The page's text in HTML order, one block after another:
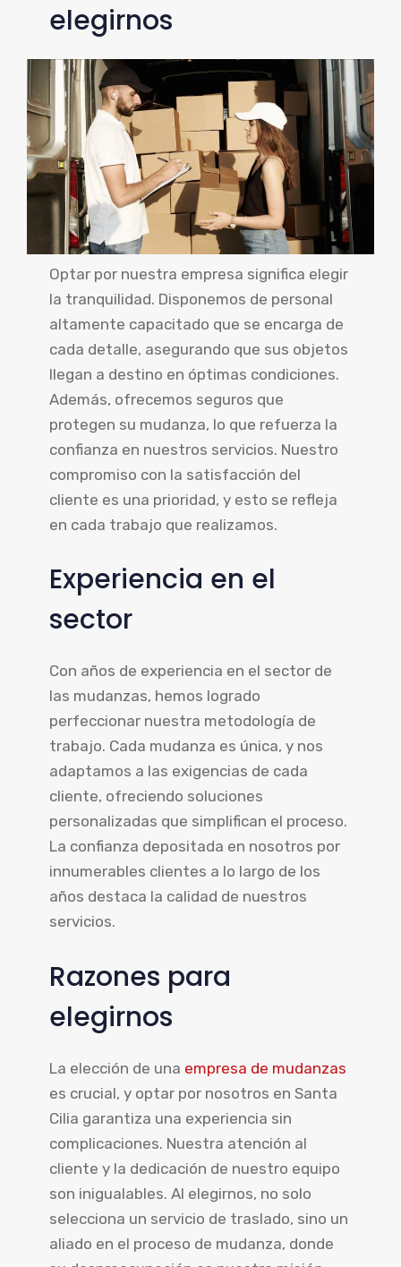
elegirnos
Optar por nuestra empresa significa elegir
la tranquilidad. Disponemos de personal
altamente capacitado que se encarga de
cada detalle, asegurando que sus objetos
llegan a destino en óptimas condiciones.
Además, ofrecemos seguros que
protegen su mudanza, lo que refuerza la
confianza en nuestros servicios. Nuestro
compromiso con la satisfacción del
cliente es una prioridad, y esto se refleja
en cada trabajo que realizamos.
Experiencia en el
sector
Con años de experiencia en el sector de
las mudanzas, hemos logrado
perfeccionar nuestra metodología de
trabajo. Cada mudanza es única, y nos
adaptamos a las exigencias de cada
cliente, ofreciendo soluciones
personalizadas que simplifican el proceso.
La confianza depositada en nosotros por
innumerables clientes a lo largo de los
años destaca la calidad de nuestros
servicios.
Razones para
elegirnos
La elección de una empresa de mudanzas
es crucial, y optar por nosotros en Santa
Cilia garantiza una experiencia sin
complicaciones. Nuestra atención al
cliente y la dedicación de nuestro equipo
son inigualables. Al elegirnos, no solo
selecciona un servicio de traslado, sino un
aliado en el proceso de mudanza, donde